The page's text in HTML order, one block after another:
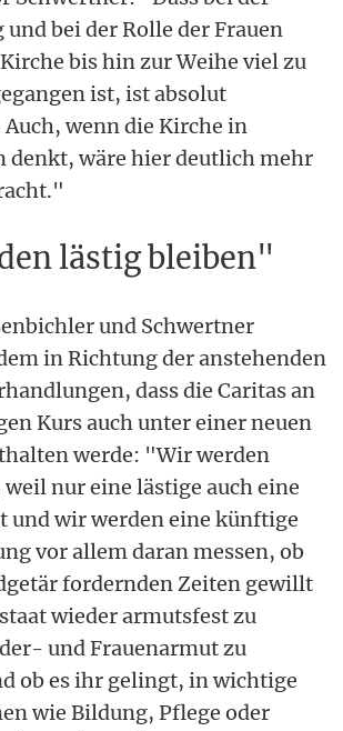
bei der Rolle der Frauen
bis hin zur Weihe viel zu
ist, ist absolut
wenn die Kirche in
denkt, wäre hier deutlich mehr
lästig bleiben"
und Schwertner
in Richtung der anstehenden
dass die Caritas an
Kurs auch unter einer neuen
werde: "Wir werden
nur eine lästige auch eine
und wir werden eine künftige
vor allem daran messen, ob
fordernden Zeiten gewillt
wieder armutsfest zu
und Frauenarmut zu
ob es ihr gelingt, in wichtige
wie Bildung, Pflege oder